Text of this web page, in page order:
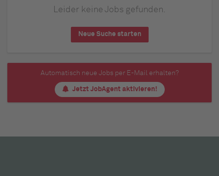
Leider keine Jobs gefunden.
Neue Suche starten
Automatisch neue Jobs per E-Mail erhalten?
Jetzt JobAgent aktivieren!